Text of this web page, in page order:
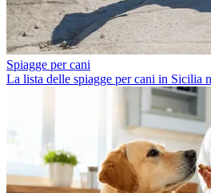
Spiagge per cani
La lista delle spiagge per cani in Sicilia